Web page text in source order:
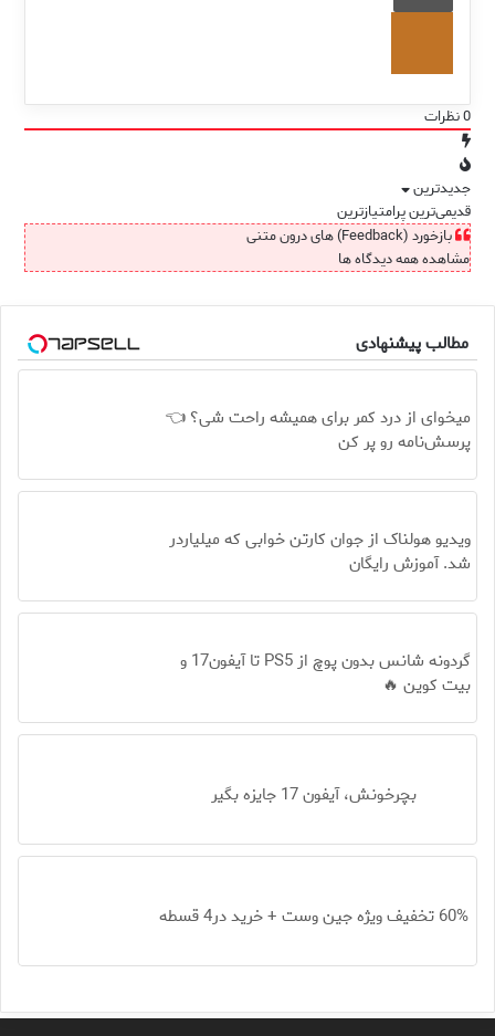
0نظرات
جدیدترین
قدیمی‌ترینپرامتیازترین
بازخورد (Feedback) های درون متنی
مشاهده همه دیدگاه ها
مطالب پیشنهادی
میخوای از درد کمر برای همیشه راحت شی؟ 👈
پرسش‌نامه رو پر کن
ویدیو هولناک از جوان کارتن خوابی که میلیاردر
شد. آموزش رایگان
گردونه شانس بدون پوچ از PS5 تا آیفون17 و
بیت کوین 🔥
بچرخونش، آیفون 17 جایزه بگیر
60% تخفیف ویژه جین وست + خرید در4 قسطه